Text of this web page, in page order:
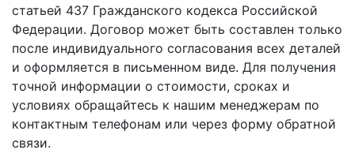
статьей 437 Гражданского кодекса Российской
Федерации. Договор может быть составлен только
после индивидуального согласования всех деталей
и оформляется в письменном виде. Для получения
точной информации о стоимости, сроках и
условиях обращайтесь к нашим менеджерам по
контактным телефонам или через форму обратной
связи.